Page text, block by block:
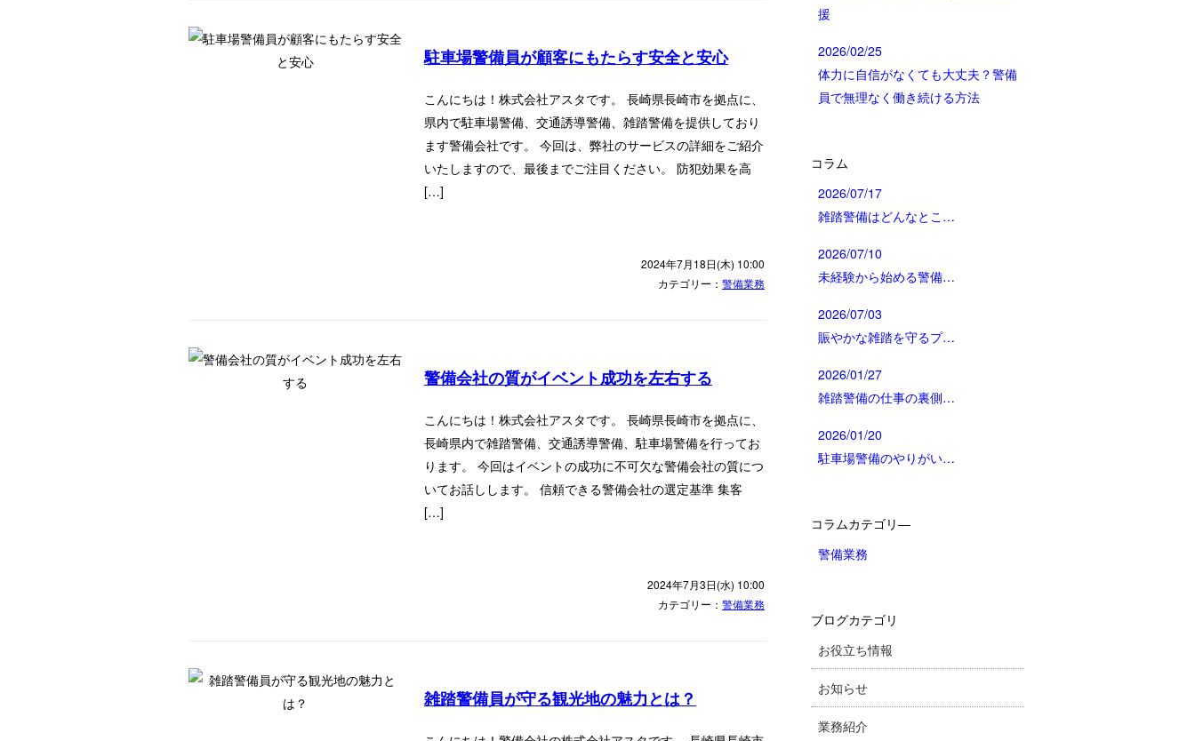
駐車場警備員が顧客にもたらす安全と安心
こんにちは！株式会社アスタです。 長崎県長崎市を拠点に、
県内で駐車場警備、交通誘導警備、雑踏警備を提供しており
ます警備会社です。 今回は、弊社のサービスの詳細をご紹介
いたしますので、最後までご注目ください。 防犯効果を高
[…]
2024年7月18日(木) 10:00
カテゴリー： 警備業務
警備会社の質がイベント成功を左右する
こんにちは！株式会社アスタです。 長崎県長崎市を拠点に、
長崎県内で雑踏警備、交通誘導警備、駐車場警備を行ってお
ります。 今回はイベントの成功に不可欠な警備会社の質につ
いてお話しします。 信頼できる警備会社の選定基準 集客
[…]
2024年7月3日(水) 10:00
カテゴリー： 警備業務
雑踏警備員が守る観光地の魅力とは？
援
2026/02/25
体力に自信がなくても大丈夫？警備
員で無理なく働き続ける方法
コラム
2026/07/17
雑踏警備はどんなとこ…
2026/07/10
未経験から始める警備…
2026/07/03
賑やかな雑踏を守るプ…
2026/01/27
雑踏警備の仕事の裏側…
2026/01/20
駐車場警備のやりがい…
コラムカテゴリ―
警備業務
ブログカテゴリ
お役立ち情報
お知らせ
業務紹介